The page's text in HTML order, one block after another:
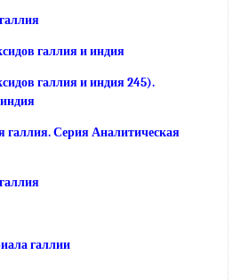
галлия и индия
галлия и индия 245).
галлия. Серия Аналитическая
галлии